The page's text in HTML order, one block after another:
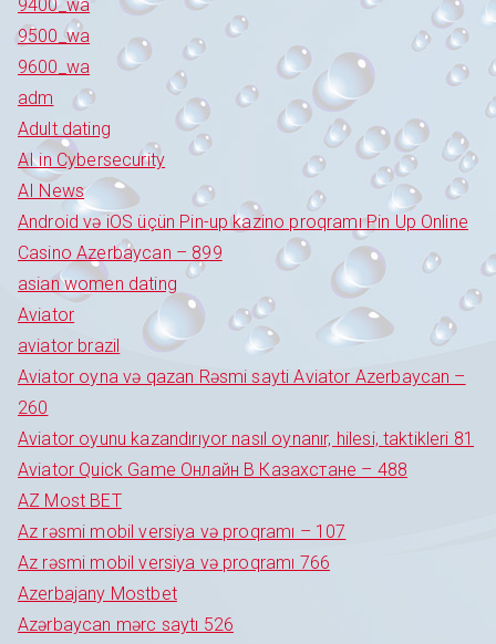
9400_wa
9500_wa
9600_wa
adm
Adult dating
AI in Cybersecurity
AI News
Android və iOS üçün Pin-up kazino proqramı Pin Up Online
Casino Azerbaycan – 899
asian women dating
Aviator
aviator brazil
Aviator oyna və qazan Rəsmi sayti Aviator Azerbaycan –
260
Aviator oyunu kazandırıyor nasıl oynanır, hilesi, taktikleri 81
Aviator Quick Game Онлайн В Казахстане – 488
AZ Most BET
Az rəsmi mobil versiya və proqramı – 107
Az rəsmi mobil versiya və proqramı 766
Azerbajany Mostbet
Azərbaycan mərc saytı 526